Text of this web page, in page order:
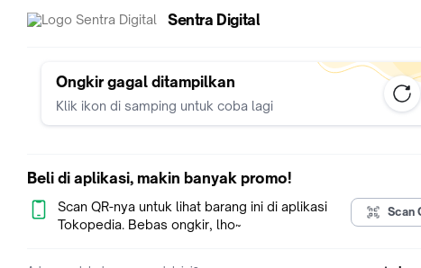
kami ada penjualan di toko-toko offline kami.
Quality from the Core. Optimized for speed & weight
Big compartments for grip
Additional spare Safety and Rigging Wedges
Extra Cleaning Cloths, Sponges and Pump Spray Bottles
Enough space to grow: 7×7 (5pcs), 15×15 (2pcs), 25×25 (2pcs) &
Sentra Digital
Ongkir gagal ditampilkan
Klik ikon di samping untuk coba lagi
Beli di aplikasi, makin banyak promo!
Scan QR-nya untuk lihat barang ini di aplikasi
Tokopedia. Bebas ongkir, lho~
Scan